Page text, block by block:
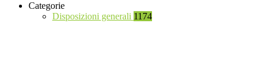
Categorie
Disposizioni generali 1174